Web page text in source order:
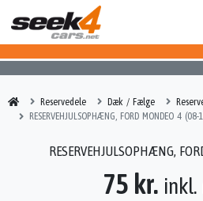
Reservedele Dæk / Fælge
RESERVEHJULSOPHÆNG, FORD MONDEO 4
75 kr. inkl.
RESERVEHJULSOPHÆNG,